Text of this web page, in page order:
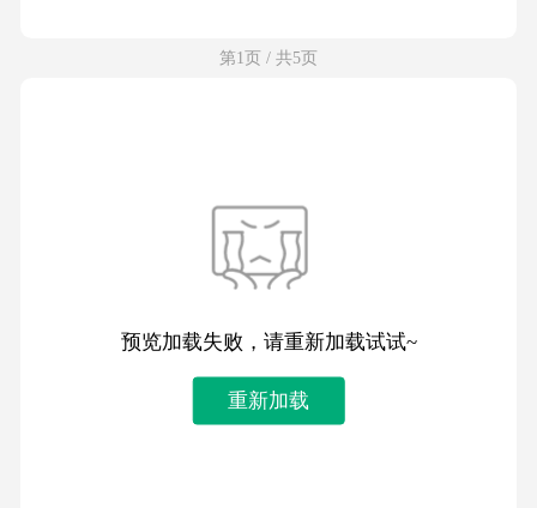
第1页 / 共5页
预览加载失败，请重新加载试试~
重新加载